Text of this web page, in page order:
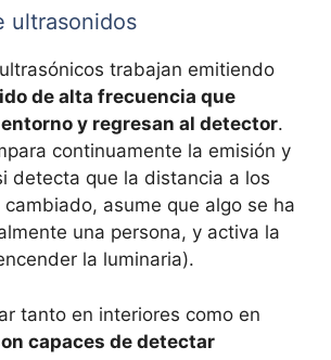
ultrasonidos
trabajan emitiendo
de alta frecuencia que
y regresan al detector.
continuamente la emisión y
detecta que la distancia a los
asume que algo se ha
una persona, y activa la
la luminaria).
tanto en interiores como en
capaces de detectar